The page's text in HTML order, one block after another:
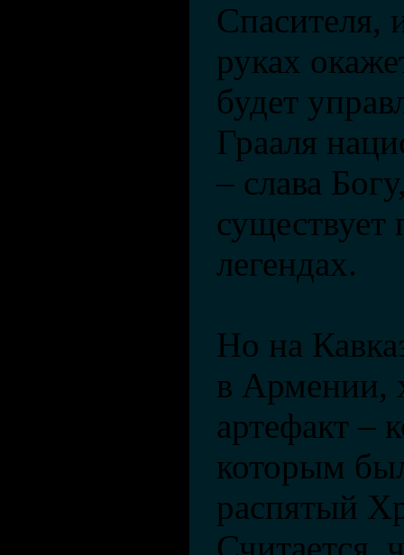
Спасителя,
руках
будет
Грааля
– слава
существует
легендах.
Но на
в Армении,
артефакт –
которым
распятый